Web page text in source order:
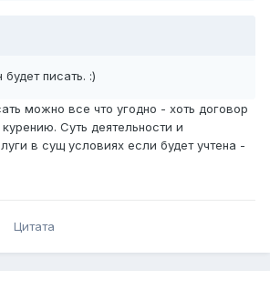
писать. :)
можно все что угодно - хоть договор
Суть деятельности и
в сущ условиях если будет учтена -
Цитата